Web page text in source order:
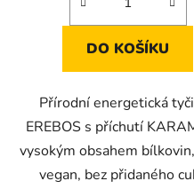
DO KOŠÍKU
Přírodní energetická
EREBOS s příchutí
vysokým obsahem
vegan, bez přidaného